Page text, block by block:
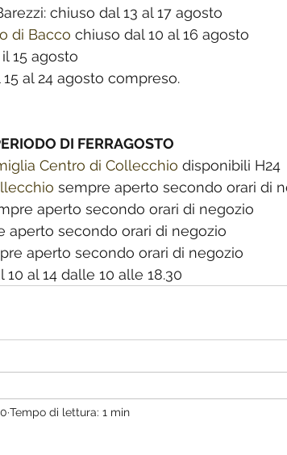
chiuso dal 13 al 17 agosto
di Bacco chiuso dal 10 al 16 agosto
15 agosto
al 24 agosto compreso.
DI FERRAGOSTO
Centro di Collecchio disponibili H24
sempre aperto secondo orari di
aperto secondo orari di negozio
aperto secondo orari di negozio
aperto secondo orari di negozio
10 al 14 dalle 10 alle 18.30
Tempo di lettura: 1 min